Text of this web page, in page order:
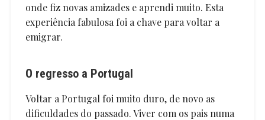
onde fiz novas amizades e aprendi muito. Esta
experiência fabulosa foi a chave para voltar a
emigrar.
O regresso a Portugal
Voltar a Portugal foi muito duro, de novo as
dificuldades do passado. Viver com os pais numa